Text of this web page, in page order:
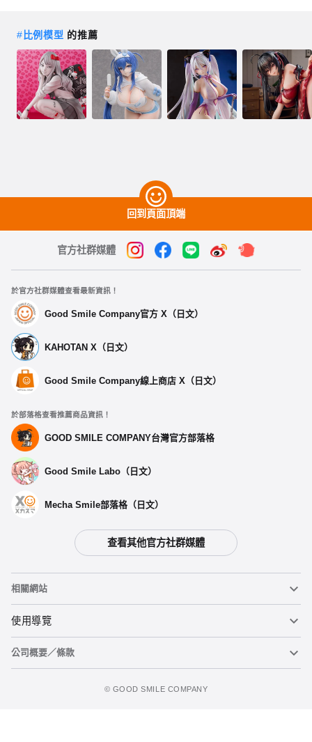
# 比例模型 的推薦
回到頁面頂端
官方社群媒體
於官方社群媒體查看最新資訊！
Good Smile Company官方 X（日文）
KAHOTAN X（日文）
Good Smile Company線上商店 X（日文）
於部落格查看推薦商品資訊！
GOOD SMILE COMPANY台灣官方部落格
Good Smile Labo（日文）
Mecha Smile部落格（日文）
查看其他官方社群媒體
相關網站
黏土人
黏土人臉部製造機（英文）
使用導覽
重要公告
公司概要／條款
©️ GOOD SMILE COMPANY